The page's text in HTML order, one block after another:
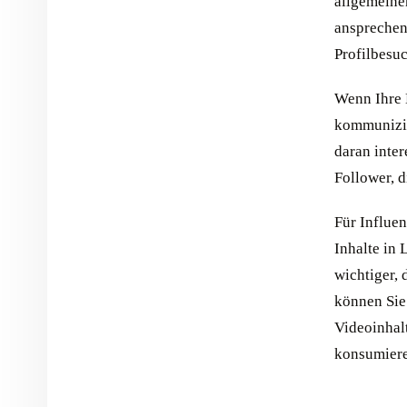
Wenn Ihre
daran
Follower,
Für
Inhalte in
wichtiger,
können